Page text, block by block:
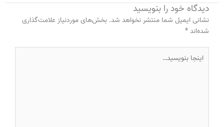
دیدگاه‌ خود را بنویسید
نشانی ایمیل شما منتشر نخواهد شد. بخش‌های موردنیاز علامت‌گذاری
شده‌اند*
بنویسید…